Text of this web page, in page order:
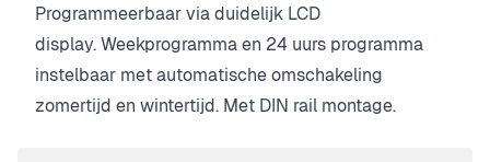
Programmeerbaar via duidelijk LCD
display. Weekprogramma en 24 uurs programma
instelbaar met automatische omschakeling
zomertijd en wintertijd. Met DIN rail montage.